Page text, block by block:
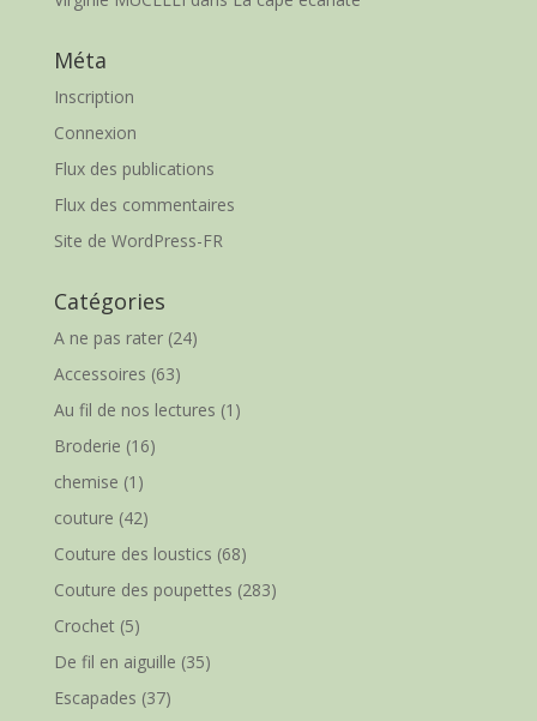
Méta
Inscription
Connexion
Flux des publications
Flux des commentaires
Site de WordPress-FR
Catégories
A ne pas rater(24)
Accessoires (63)
Au fil de nos lectures (1)
Broderie (16)
chemise (1)
couture (42)
Couture des loustics (68)
Couture des poupettes (283)
Crochet(5)
De fil en aiguille (35)
Escapades (37)